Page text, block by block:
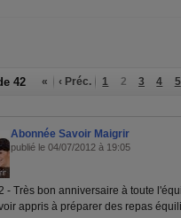
42 « ‹ Préc. 1 2 3 4 5
Abonnée Savoir Maigrir
publié le 04/07/2012 à 19:05
- Très bon anniversaire à toute
appris à préparer des repas